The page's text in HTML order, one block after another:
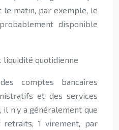
le matin, par exemple, le
disponible
liquidité quotidienne
comptes bancaires
et des services
il n’y a généralement que
retraits, 1 virement, par